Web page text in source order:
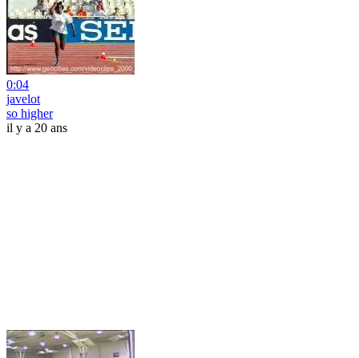
0:04
javelot
so higher
il y a 20 ans